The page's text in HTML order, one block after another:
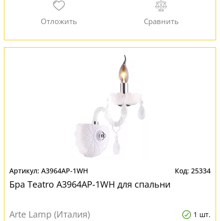
A3964AP-1WH 25334
Бра Teatro A3964AP-1WH для спальни
Arte Lamp (Италия) 1 шт.